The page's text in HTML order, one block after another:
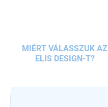
MIÉRT VÁLASSZUK AZ
ELIS DESIGN-T?